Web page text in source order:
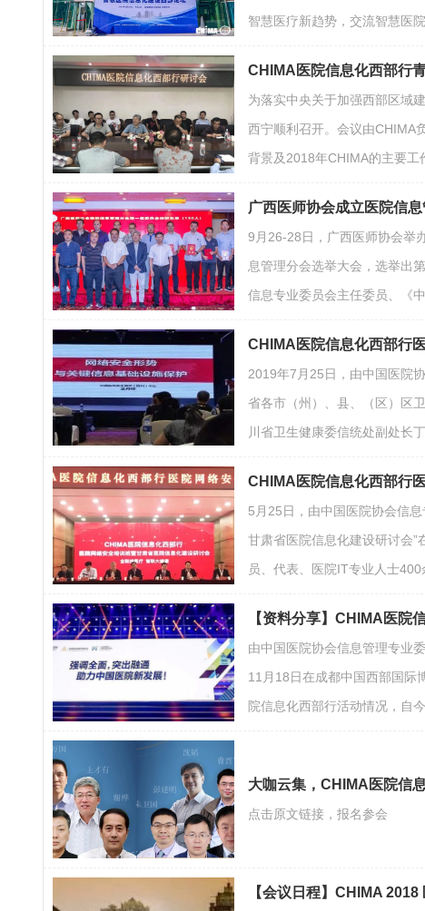
智慧医疗新趋势，交流智慧医
CHIMA医院信息化西部行
为落实中央关于加强西部区域
西宁顺利召开。会议由CHIMA
背景及2018年CHIMA的主要工
广西医师协会成立医院信
9月26-28日，广西医师协会举
息管理分会选举大会，选举出
信息专业委员会主任委员、《
CHIMA医院信息化西部行
2019年7月25日，由中国医院
省各市（州）、县、（区）区
川省卫生健康委信统处副处长
CHIMA医院信息化西部行
5月25日，由中国医院协会信
甘肃省医院信息化建设研讨会
员、代表、医院IT专业人士
【资料分享】CHIMA医院
由中国医院协会信息管理专业
11月18日在成都中国西部国际
院信息化西部行活动情况，自
大咖云集，CHIMA医院信
点击原文链接，报名参会
【会议日程】CHIMA